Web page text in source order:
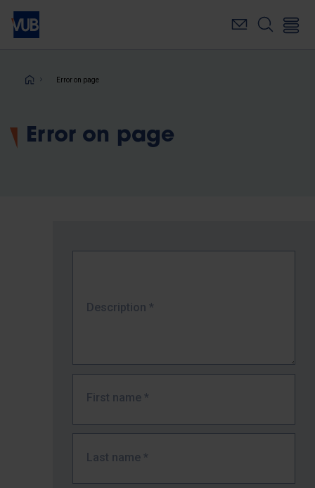
Skip
main
Breadcrumb
Error on page
Error on page
Description *
First name *
Last name *